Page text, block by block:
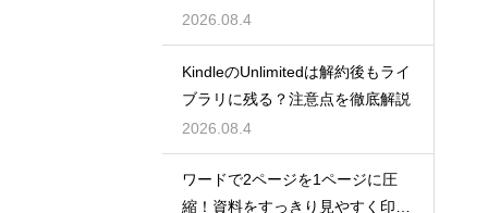
わせる技
2026.08.4
KindleのUnlimitedは解約後もライ
ブラリに残る？注意点を徹底解説
2026.08.4
ワードで2ページを1ページに圧
縮！資料をすっきり見やすく印刷